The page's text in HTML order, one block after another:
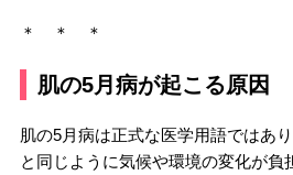
＊ ＊ ＊
肌の5月病が起こる原因
肌の5月病は正式な医学用語ではあ
と同じように気候や環境の変化が負